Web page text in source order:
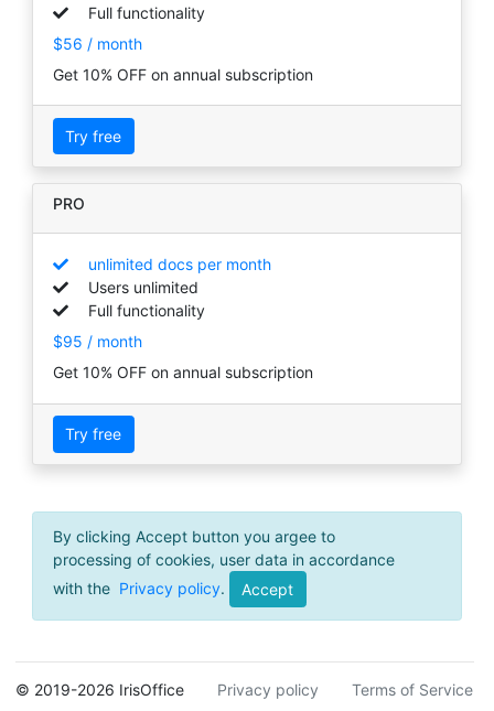
Full functionality
$56 / month
Get 10% OFF on annual subscription
Try free
PRO
unlimited docs per month
Users unlimited
Full functionality
$95 / month
Get 10% OFF on annual subscription
Try free
By clicking Accept button you argee to
processing of cookies, user data in accordance
with the Privacy policy. Accept
© 2019-2026 IrisOffice Privacy policy Terms of Service